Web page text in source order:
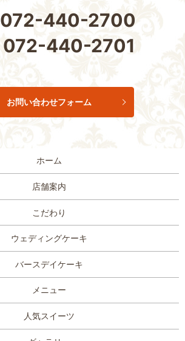
072-440-2700
072-440-2701
お問い合わせフォーム
ホーム
店舗案内
こだわり
ウェディングケーキ
バースデイケーキ
メニュー
人気スイーツ